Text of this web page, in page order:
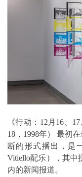
《行动：12月16、
18，1998年） 最初
断的形式播出，是
Vitiello配乐），其中
内的新闻报道。